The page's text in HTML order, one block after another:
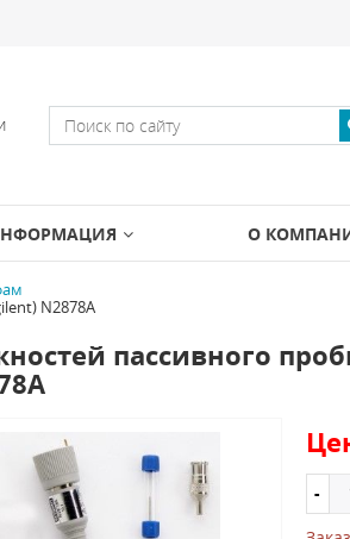
О
N2878A
пассивного